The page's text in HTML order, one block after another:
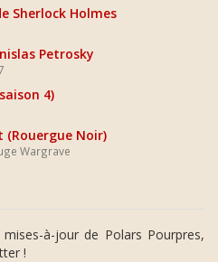
Sherlock Holmes
Petrosky
4)
(Rouergue Noir)
Wargrave
à-jour de Polars Pourpres,
!